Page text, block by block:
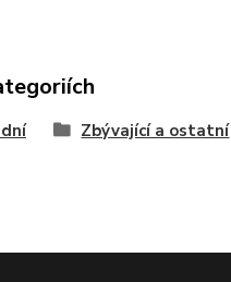
Zbývající a ostatní